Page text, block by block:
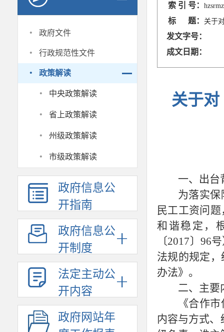
· 政府文件
· 行政规范性文件
· 政策解读
· 中央政策解读
· 省上政策解读
· 州级政策解读
· 市级政策解读
政府信息公
开指南
政府信息公
开制度
法定主动公
开内容
政府网站年
索 引 号：
标 题： 关于
发文字号：
成文日期：
关于
一、出台
为落实
民工工资问
和谐稳定，
〔2017〕96
法规的规定
办法》。
二、主要
《合作
内容与方式